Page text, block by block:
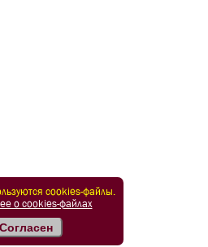
cookies-файлы.
о cookies-файлах
Согласен